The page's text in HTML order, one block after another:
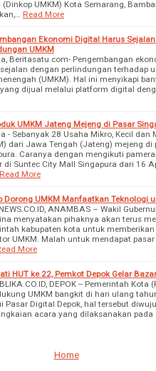
(Dinkop UMKM) Kota Semarang,
Read More
Ekonomi Digital Harus
UMKM
Beritasatu.com- Pengembangan
dengan perlindungan terhadap
(UMKM). Hal ini menyikapi
dijual melalui platform digital
UMKM Jateng Mejeng di Pasar
- Sebanyak 28 Usaha Mikro, Kecil dan
dari Jawa Tengah (Jateng) mejeng di
Caranya dengan mengikuti
di Suntec City Mall Singapura dari 16
Read More
Dorong UMKM Manfaatkan Teknologi
ANAMBAS – Wakil
menyatakan pihaknya akan terus
kabupaten kota untuk
UMKM. Malah untuk mendapat
More
HUT ke 22, Pemkot Depok Gelar
DEPOK -- Pemerintah Kota
UMKM bangkit di hari ulang
Pasar Digital Depok, hal tersebut
acara yang dilaksanakan pada
Home